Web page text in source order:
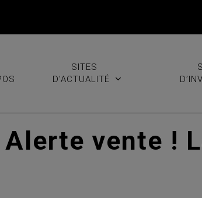
SITES
D’ACTUALITÉ
vente !